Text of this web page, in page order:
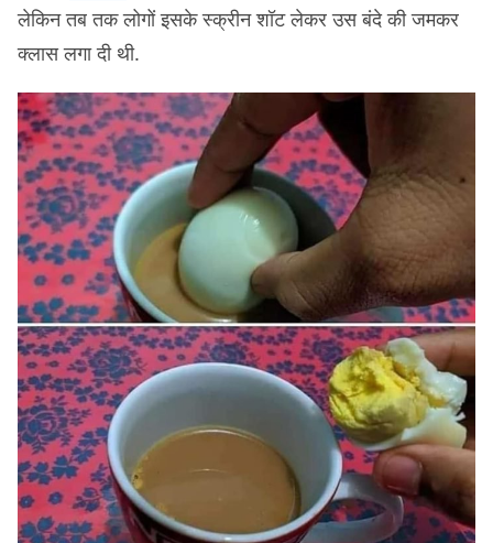
लेकिन तब तक लोगों इसके स्क्रीन शॉट लेकर उस बंदे की जमकर
क्लास लगा दी थी.